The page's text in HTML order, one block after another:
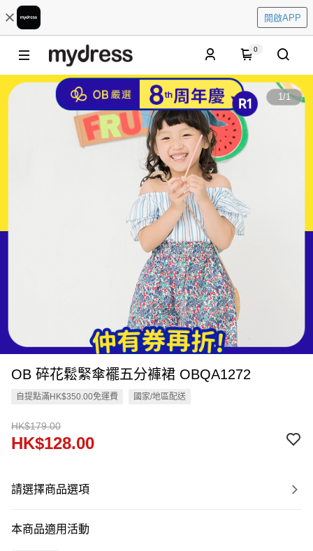
開啟APP
0
1/1
OB 碎花鬆緊傘襬五分褲裙 OBQA1272
自提點滿HK$350.00免運費 國家/地區配送
HK$179.00
HK$128.00
請選擇商品選項
本商品適用活動